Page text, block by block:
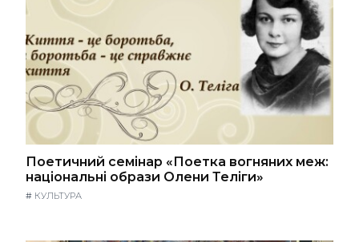
Поетичний семінар «Поетка вогняних меж:
національні образи Олени Теліги»
# КУЛЬТУРА